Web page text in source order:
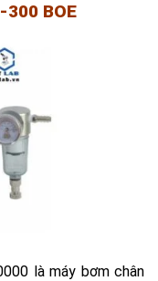
BOE
là máy bơm chân